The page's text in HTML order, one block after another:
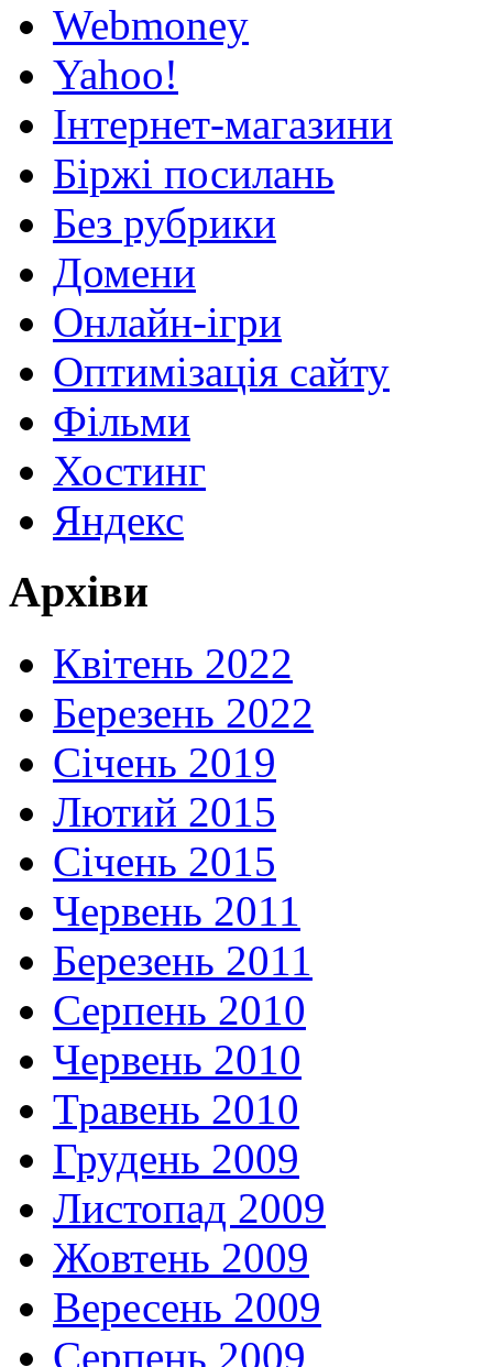
Webmoney
Yahoo!
Інтернет-магазини
Біржі посилань
Без рубрики
Домени
Онлайн-ігри
Оптимізація сайту
Фільми
Хостинг
Яндекс
Архіви
Квітень 2022
Березень 2022
Січень 2019
Лютий 2015
Січень 2015
Червень 2011
Березень 2011
Серпень 2010
Червень 2010
Травень 2010
Грудень 2009
Листопад 2009
Жовтень 2009
Вересень 2009
Серпень 2009